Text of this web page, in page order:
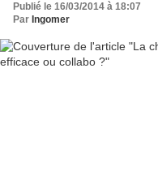
Publié le 16/03/2014 à 18:07
Par Ingomer